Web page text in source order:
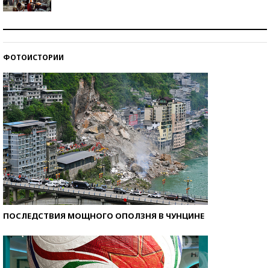
ФОТОИСТОРИИ
ПОСЛЕДСТВИЯ МОЩНОГО ОПОЛЗНЯ В ЧУНЦИНЕ